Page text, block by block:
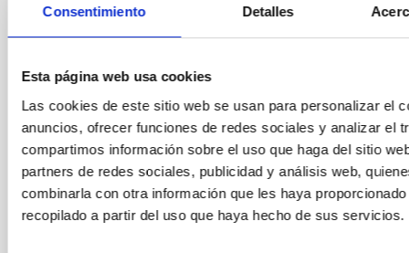
Consentimiento Detalles
Esta página web usa cookies
Las cookies de este sitio web se usan para personalizar el
anuncios, ofrecer funciones de redes sociales y analizar el
compartimos información sobre el uso que haga del sitio
partners de redes sociales, publicidad y análisis web,
combinarla con otra información que les haya
recopilado a partir del uso que haya hecho de sus servicios.
Instituto de Astrofísica de Canarias (IAC)
Catedrático/a ULL
Ms. Alicia López Oramas
Instituto de Astrofísica de Canarias (IAC)
Investigador/a PD Ramón y Cajal
Ms. María Jesús Martínez González
Instituto de Astrofísica de Canarias (IAC)
Científico/a Titular OPIS